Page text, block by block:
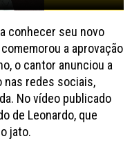
conhecer seu novo
a aprovação
o cantor anunciou a
nas redes sociais,
No vídeo publicado
de Leonardo, que
jato.